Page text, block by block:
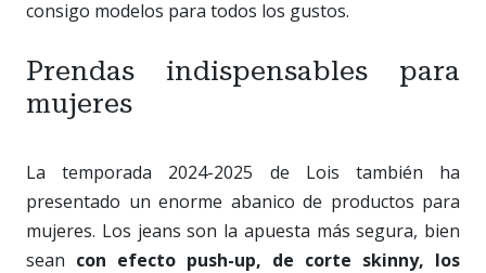
consigo modelos para todos los gustos.
Prendas indispensables para
mujeres
La temporada 2024-2025 de Lois también ha
presentado un enorme abanico de productos para
mujeres. Los jeans son la apuesta más segura, bien
sean con efecto push-up, de corte skinny, los